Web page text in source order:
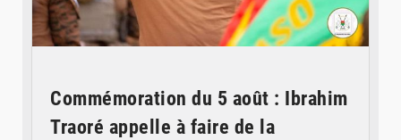
Commémoration du 5 août : Ibrahim
Traoré appelle à faire de la